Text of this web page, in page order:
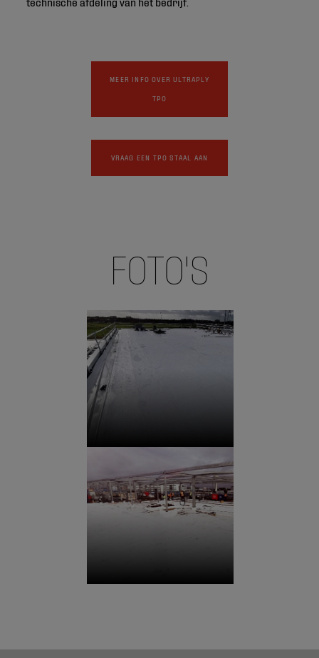
MEER INFO OVER ULTRAPLY
TPO
VRAAG EEN TPO STAAL AAN
FOTO'S